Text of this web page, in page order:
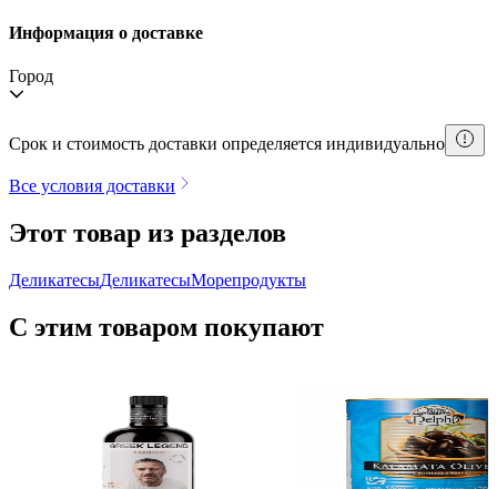
Информация о доставке
Город
Срок и стоимость доставки определяется индивидуально
Все условия доставки
Этот товар из разделов
ДеликатесыДеликатесыМорепродукты
С этим товаром покупают